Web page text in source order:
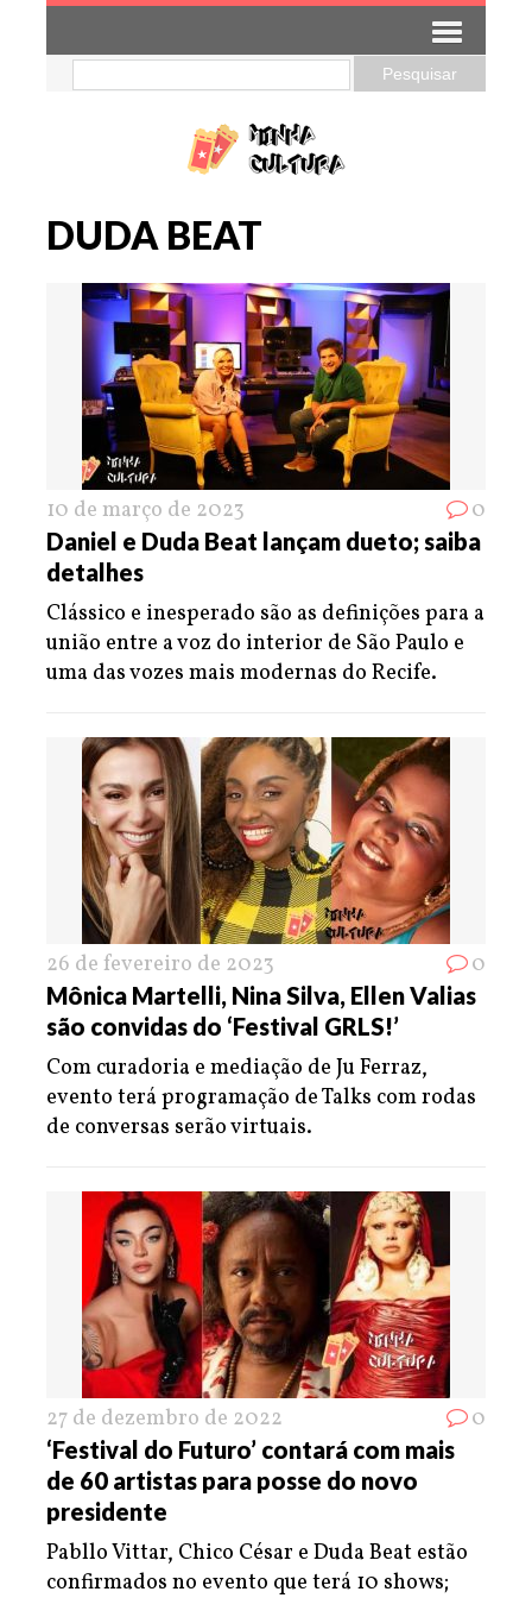
DUDA BEAT
10 de março de 2023 0
Daniel e Duda Beat lançam dueto; saiba
detalhes
Clássico e inesperado são as definições para a
união entre a voz do interior de São Paulo e
uma das vozes mais modernas do Recife.
26 de fevereiro de 2023 0
Mônica Martelli, Nina Silva, Ellen Valias
são convidas do ‘Festival GRLS!’
Com curadoria e mediação de Ju Ferraz,
evento terá programação de Talks com rodas
de conversas serão virtuais.
27 de dezembro de 2022 0
‘Festival do Futuro’ contará com mais
de 60 artistas para posse do novo
presidente
Pabllo Vittar, Chico César e Duda Beat estão
confirmados no evento que terá 10 shows;